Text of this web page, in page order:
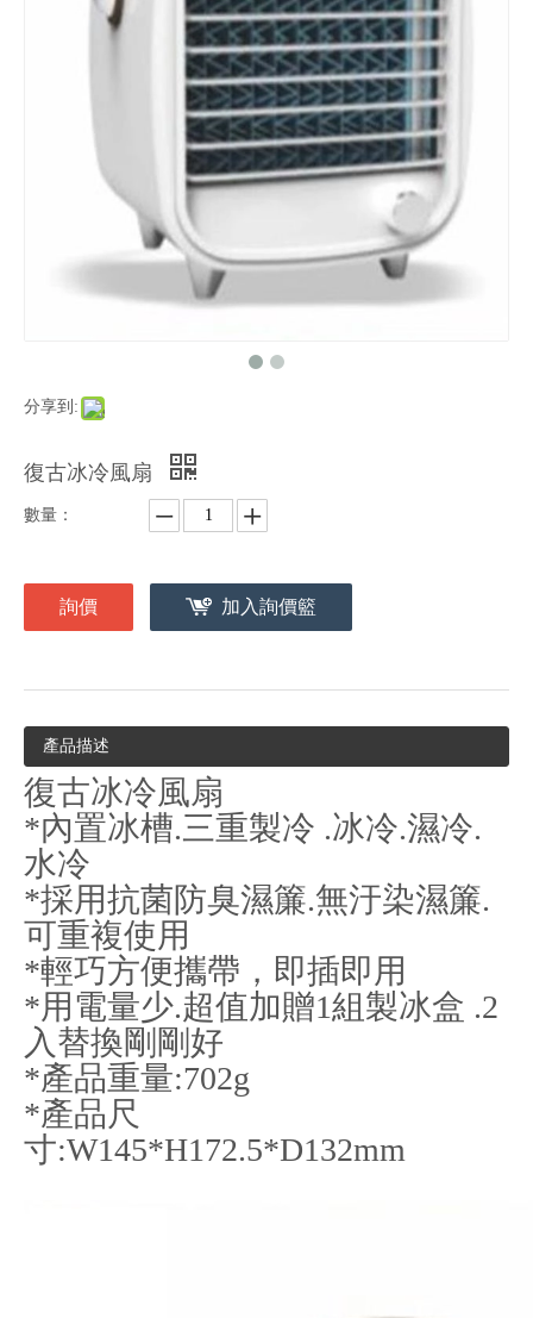
分享到:
復古冰冷風扇
數量：
詢價 加入詢價籃
產品描述
復古冰冷風扇
*內置冰槽.三重製冷 .冰冷.濕冷.
水冷
*採用抗菌防臭濕簾.無汙染濕簾.
可重複使用
*輕巧方便攜帶，即插即用
*用電量少.超值加贈1組製冰盒 .2
入替換剛剛好
*產品重量:702g
*產品尺
寸:W145*H172.5*D132mm